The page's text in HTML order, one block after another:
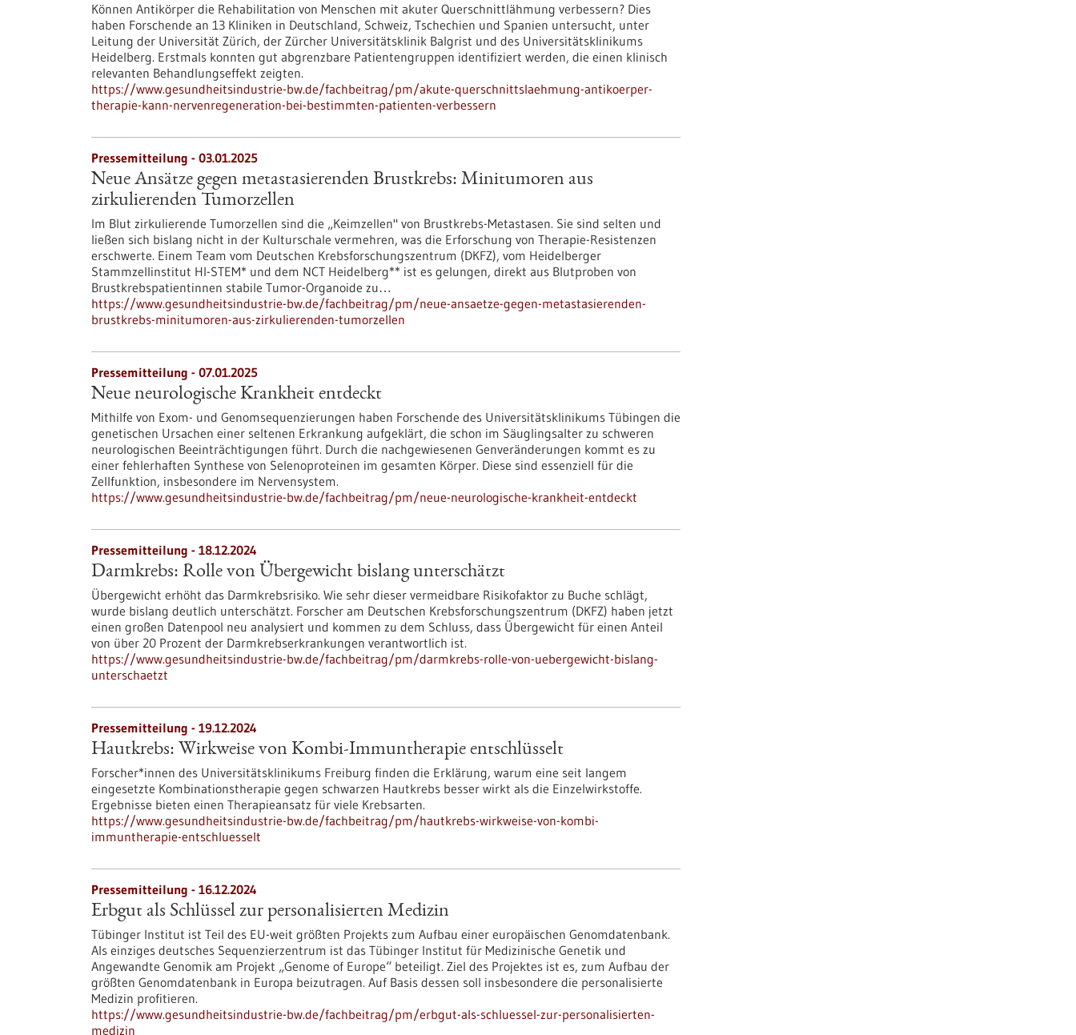
Können Antikörper die Rehabilitation von Menschen mit akuter Querschnittlähmung verbessern? Dies
haben Forschende an 13 Kliniken in Deutschland, Schweiz, Tschechien und Spanien untersucht, unter
Leitung der Universität Zürich, der Zürcher Universitätsklinik Balgrist und des Universitätsklinikums
Heidelberg. Erstmals konnten gut abgrenzbare Patientengruppen identifiziert werden, die einen klinisch
relevanten Behandlungseffekt zeigten.
https://www.gesundheitsindustrie-bw.de/fachbeitrag/pm/akute-querschnittslaehmung-antikoerper-
therapie-kann-nervenregeneration-bei-bestimmten-patienten-verbessern
Pressemitteilung - 03.01.2025
Neue Ansätze gegen metastasierenden Brustkrebs: Minitumoren aus
zirkulierenden Tumorzellen
Im Blut zirkulierende Tumorzellen sind die „Keimzellen" von Brustkrebs-Metastasen. Sie sind selten und
ließen sich bislang nicht in der Kulturschale vermehren, was die Erforschung von Therapie-Resistenzen
erschwerte. Einem Team vom Deutschen Krebsforschungszentrum (DKFZ), vom Heidelberger
Stammzellinstitut HI-STEM* und dem NCT Heidelberg** ist es gelungen, direkt aus Blutproben von
Brustkrebspatientinnen stabile Tumor-Organoide zu…
https://www.gesundheitsindustrie-bw.de/fachbeitrag/pm/neue-ansaetze-gegen-metastasierenden-
brustkrebs-minitumoren-aus-zirkulierenden-tumorzellen
Pressemitteilung - 07.01.2025
Neue neurologische Krankheit entdeckt
Mithilfe von Exom- und Genomsequenzierungen haben Forschende des Universitätsklinikums Tübingen die
genetischen Ursachen einer seltenen Erkrankung aufgeklärt, die schon im Säuglingsalter zu schweren
neurologischen Beeinträchtigungen führt. Durch die nachgewiesenen Genveränderungen kommt es zu
einer fehlerhaften Synthese von Selenoproteinen im gesamten Körper. Diese sind essenziell für die
Zellfunktion, insbesondere im Nervensystem.
https://www.gesundheitsindustrie-bw.de/fachbeitrag/pm/neue-neurologische-krankheit-entdeckt
Pressemitteilung - 18.12.2024
Darmkrebs: Rolle von Übergewicht bislang unterschätzt
Übergewicht erhöht das Darmkrebsrisiko. Wie sehr dieser vermeidbare Risikofaktor zu Buche schlägt,
wurde bislang deutlich unterschätzt. Forscher am Deutschen Krebsforschungszentrum (DKFZ) haben jetzt
einen großen Datenpool neu analysiert und kommen zu dem Schluss, dass Übergewicht für einen Anteil
von über 20 Prozent der Darmkrebserkrankungen verantwortlich ist.
https://www.gesundheitsindustrie-bw.de/fachbeitrag/pm/darmkrebs-rolle-von-uebergewicht-bislang-
unterschaetzt
Pressemitteilung - 19.12.2024
Hautkrebs: Wirkweise von Kombi-Immuntherapie entschlüsselt
Forscher*innen des Universitätsklinikums Freiburg finden die Erklärung, warum eine seit langem
eingesetzte Kombinationstherapie gegen schwarzen Hautkrebs besser wirkt als die Einzelwirkstoffe.
Ergebnisse bieten einen Therapieansatz für viele Krebsarten.
https://www.gesundheitsindustrie-bw.de/fachbeitrag/pm/hautkrebs-wirkweise-von-kombi-
immuntherapie-entschluesselt
Pressemitteilung - 16.12.2024
Erbgut als Schlüssel zur personalisierten Medizin
Tübinger Institut ist Teil des EU-weit größten Projekts zum Aufbau einer europäischen Genomdatenbank.
Als einziges deutsches Sequenzierzentrum ist das Tübinger Institut für Medizinische Genetik und
Angewandte Genomik am Projekt „Genome of Europe“ beteiligt. Ziel des Projektes ist es, zum Aufbau der
größten Genomdatenbank in Europa beizutragen. Auf Basis dessen soll insbesondere die personalisierte
Medizin profitieren.
https://www.gesundheitsindustrie-bw.de/fachbeitrag/pm/erbgut-als-schluessel-zur-personalisierten-
medizin